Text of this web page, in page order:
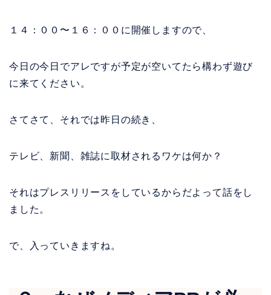
１４：００〜１６：００に開催しますので、
今日の今日でアレですが予定が空いてたら構わず遊び
に来てください。
さてさて、それでは昨日の続き、
テレビ、新聞、雑誌に取材されるワケは何か？
それはプレスリリースをしているからだよって話をし
ました。
で、入っていきますね。